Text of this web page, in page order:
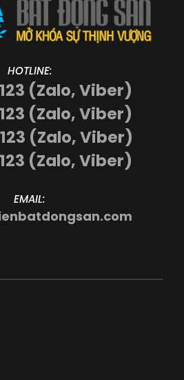
HOTLINE:
(Zalo, Viber)
(Zalo, Viber)
(Zalo, Viber)
(Zalo, Viber)
EMAIL: